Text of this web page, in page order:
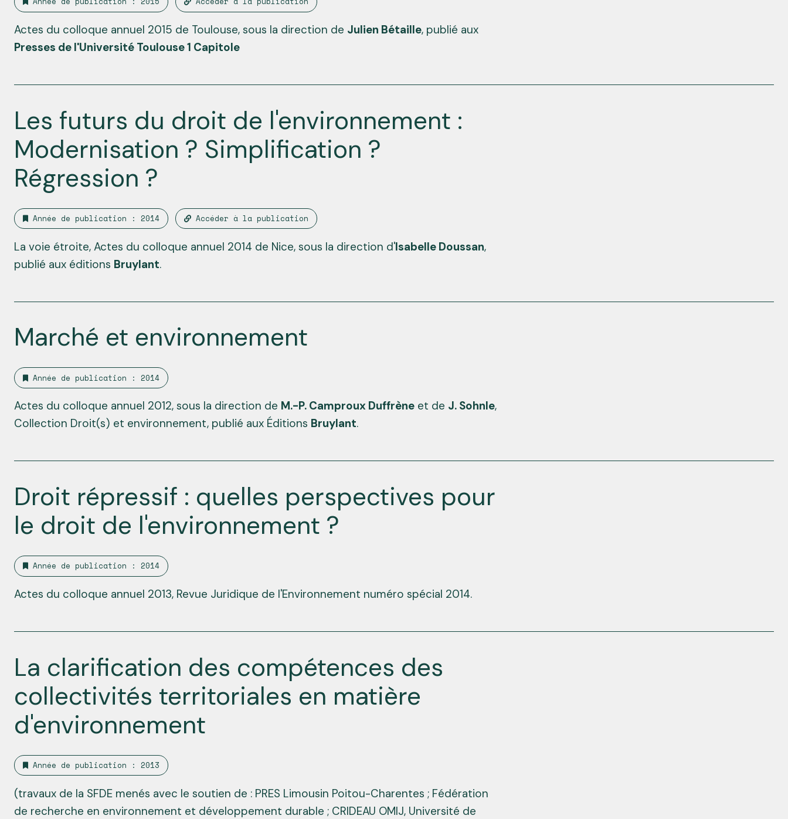
Actes du colloque annuel 2015 de Toulouse, sous la direction de Julien Bétaille, publié aux
Presses de l'Université Toulouse 1 Capitole
Les futurs du droit de l'environnement :
Modernisation ? Simplification ?
Régression ?
Année de publication : 2014 Accéder à la publication
La voie étroite, Actes du colloque annuel 2014 de Nice, sous la direction d'Isabelle Doussan,
publié aux éditions Bruylant.
Marché et environnement
Année de publication : 2014
Actes du colloque annuel 2012, sous la direction de M.-P. Camproux Duffrène et de J. Sohnle,
Collection Droit(s) et environnement, publié aux Éditions Bruylant.
Droit répressif : quelles perspectives pour
le droit de l'environnement ?
Année de publication : 2014
Actes du colloque annuel 2013, Revue Juridique de l'Environnement numéro spécial 2014.
La clarification des compétences des
collectivités territoriales en matière
d'environnement
Année de publication : 2013
(travaux de la SFDE menés avec le soutien de : PRES Limousin Poitou-Charentes ; Fédération
de recherche en environnement et développement durable ; CRIDEAU OMIJ, Université de